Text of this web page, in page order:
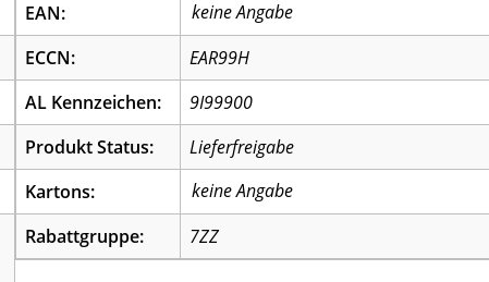
EAN:
ECCN:
EAR99H
AL Kennzeichen:
9I99900
Produkt Status:
Lieferfreigabe
Kartons:
Rabattgruppe:
7ZZ